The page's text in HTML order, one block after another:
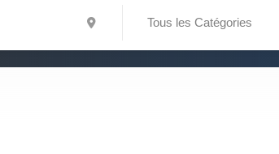
Tous les Catégories